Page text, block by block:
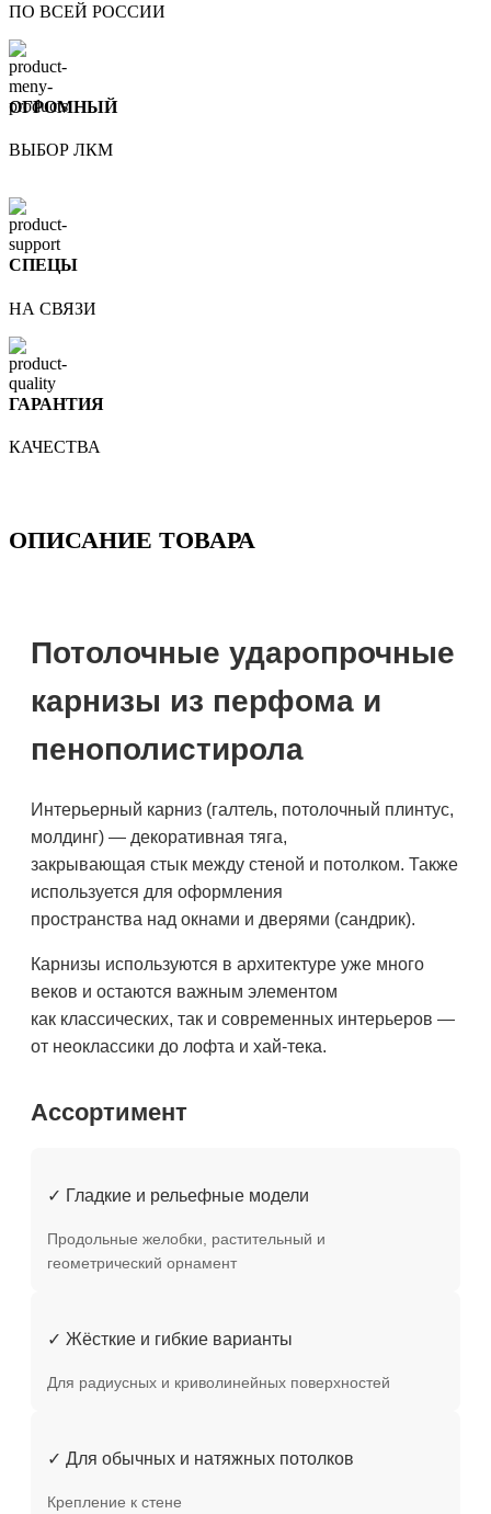
ПО ВСЕЙ РОССИИ
ОГРОМНЫЙ
ВЫБОР ЛКМ
СПЕЦЫ
НА СВЯЗИ
ГАРАНТИЯ
КАЧЕСТВА
ОПИСАНИЕ ТОВАРА
Потолочные ударопрочные
карнизы из перфома и
пенополистирола
Интерьерный карниз (галтель, потолочный плинтус,
молдинг) — декоративная тяга,
закрывающая стык между стеной и потолком. Также
используется для оформления
пространства над окнами и дверями (сандрик).
Карнизы используются в архитектуре уже много
веков и остаются важным элементом
как классических, так и современных интерьеров —
от неоклассики до лофта и хай-тека.
Ассортимент
✓ Гладкие и рельефные модели
Продольные желобки, растительный и
геометрический орнамент
✓ Жёсткие и гибкие варианты
Для радиусных и криволинейных поверхностей
✓ Для обычных и натяжных потолков
Крепление к стене